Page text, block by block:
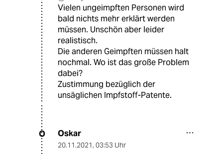
Vielen ungeimpften Personen wird
bald nichts mehr erklärt werden
müssen. Unschön aber leider
realistisch.
Die anderen Geimpften müssen halt
nochmal. Wo ist das große Problem
dabei?
Zustimmung bezüglich der
unsäglichen Impfstoff-Patente.
O Oskar
20.11.2021, 03:53 Uhr